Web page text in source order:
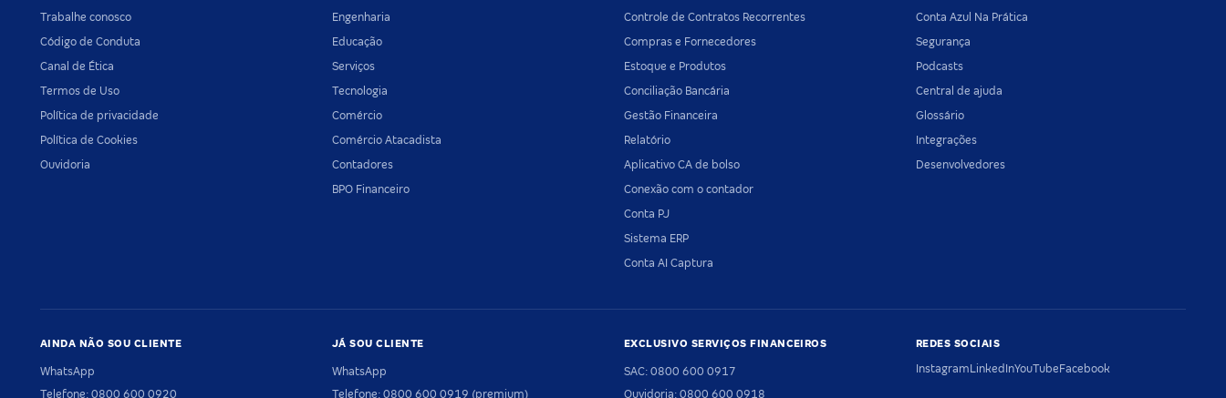
Trabalhe conosco
Código de Conduta
Canal de Ética
Termos de Uso
Política de privacidade
Política de Cookies
Ouvidoria
Engenharia
Educação
Serviços
Tecnologia
Comércio
Comércio Atacadista
Contadores
BPO Financeiro
Controle de Contratos Recorrentes
Compras e Fornecedores
Estoque e Produtos
Conciliação Bancária
Gestão Financeira
Relatório
Aplicativo CA de bolso
Conexão com o contador
Conta PJ
Sistema ERP
Conta AI Captura
Conta Azul Na Prática
Segurança
Podcasts
Central de ajuda
Glossário
Integrações
Desenvolvedores
AINDA NÃO SOU CLIENTE
WhatsApp
Telefone: 0800 600 0920
JÁ SOU CLIENTE
WhatsApp
Telefone: 0800 600 0919 (premium)
EXCLUSIVO SERVIÇOS FINANCEIROS
SAC: 0800 600 0917
Ouvidoria: 0800 600 0918
REDES SOCIAIS
InstagramLinkedInYouTubeFacebook